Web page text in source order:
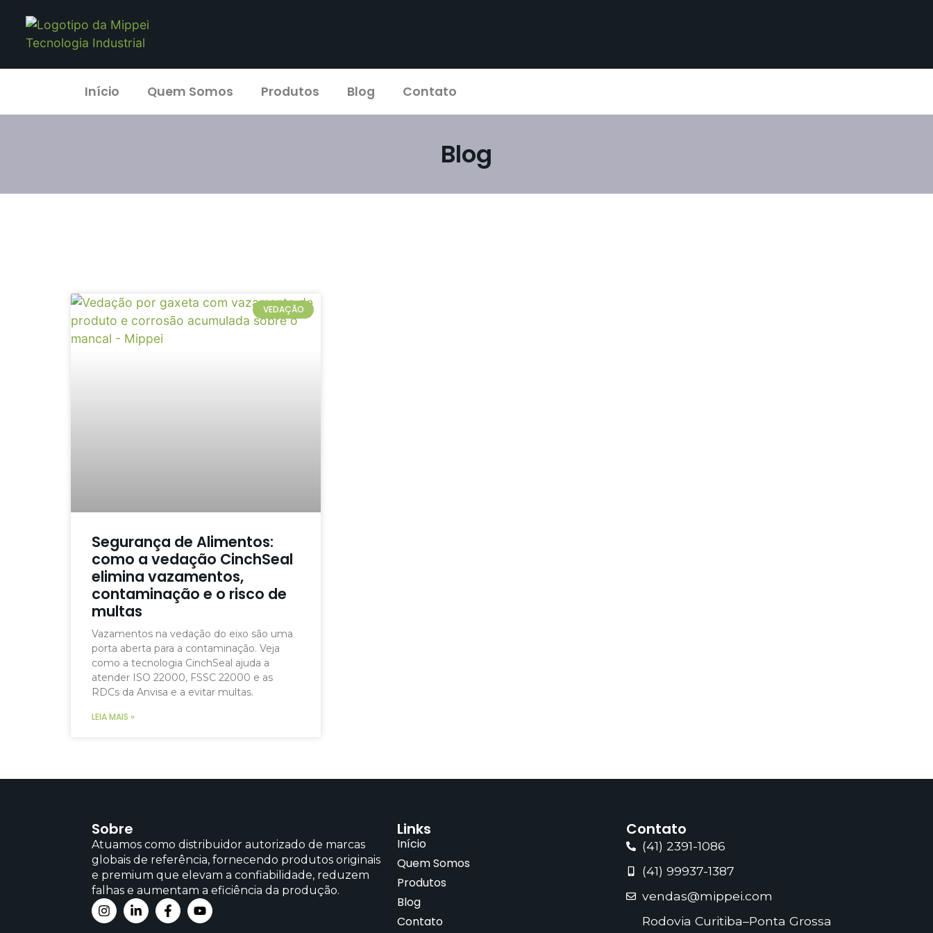
Início Quem Somos Produtos Blog Contato
Blog
VEDAÇÃO
Segurança de Alimentos:
como a vedação CinchSeal
elimina vazamentos,
contaminação e o risco de
multas
Vazamentos na vedação do eixo são uma
porta aberta para a contaminação. Veja
como a tecnologia CinchSeal ajuda a
atender ISO 22000, FSSC 22000 e as
RDCs da Anvisa e a evitar multas.
LEIA MAIS »
Sobre
Atuamos como distribuidor autorizado de marcas
globais de referência, fornecendo produtos originais
e premium que elevam a confiabilidade, reduzem
falhas e aumentam a eficiência da produção.
Links
Início
Quem Somos
Produtos
Blog
Contato
Contato
(41) 2391-1086
(41) 99937-1387
vendas@mippei.com
Rodovia Curitiba–Ponta Grossa